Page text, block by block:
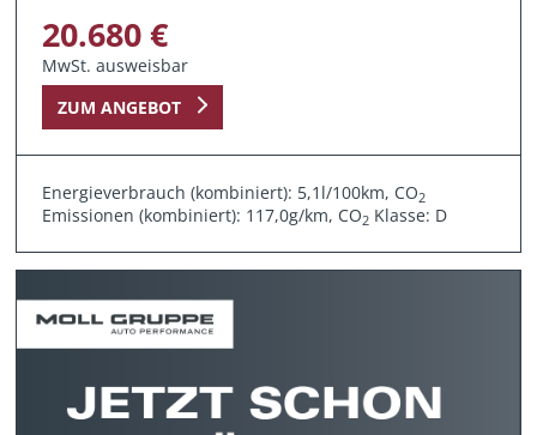
20.680 €
MwSt. ausweisbar
ZUM ANGEBOT
Energieverbrauch (kombiniert): 5,1l/100km, CO2
Emissionen (kombiniert): 117,0g/km, CO2 Klasse: D